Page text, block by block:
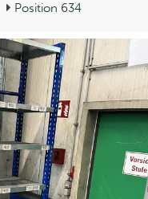
Position 634